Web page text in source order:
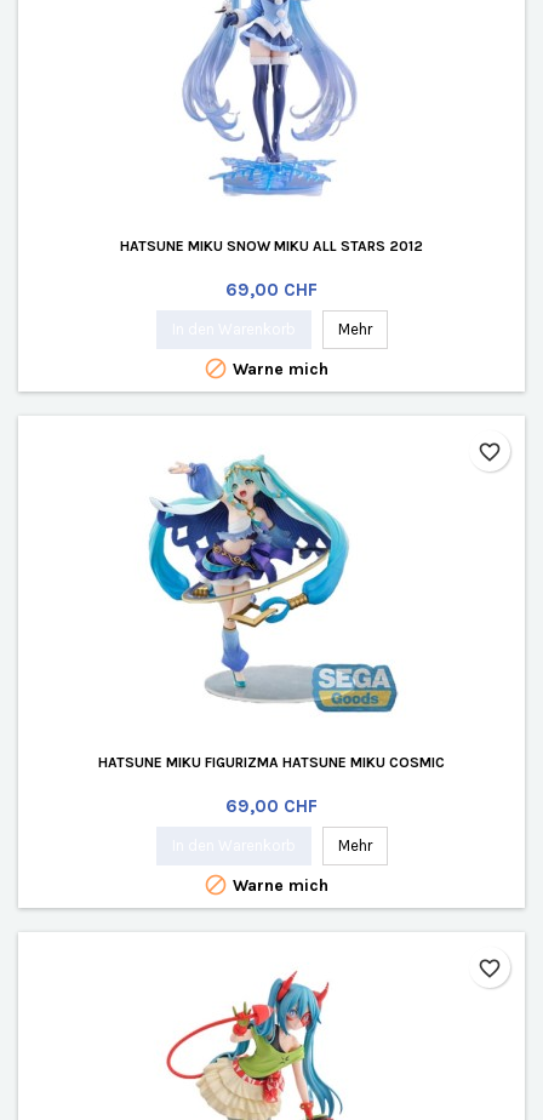
HATSUNE MIKU SNOW MIKU ALL STARS 2012
Preis
69,00 CHF
Mehr
 Warne mich
HATSUNE MIKU FIGURIZMA HATSUNE MIKU COSMIC
Preis
69,00 CHF
Mehr
 Warne mich
favorite_border
favorite_border